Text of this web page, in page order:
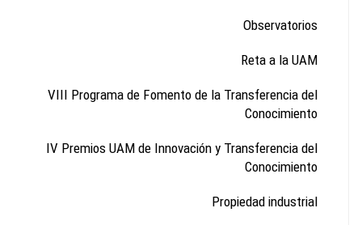
Observatorios
Reta a la UAM
VIII Programa de Fomento de la Transferencia del
Conocimiento
IV Premios UAM de Innovación y Transferencia del
Conocimiento
Propiedad industrial